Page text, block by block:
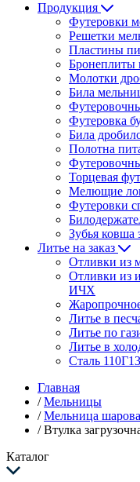
Продукция
Футеровки
Решетки
Пластины
Бронеплиты
Молотки
Била
Футеровка
Била
Полотна
Торцевая
Мелющие
Футеровки
Зубья ковша
Литье на заказ
Отливки из
Отливки из
ИЧХ
Литье в
Литье по
Литье в
Сталь
Главная
/ Мельницы
/ Мельница
/ Втулка
Каталог